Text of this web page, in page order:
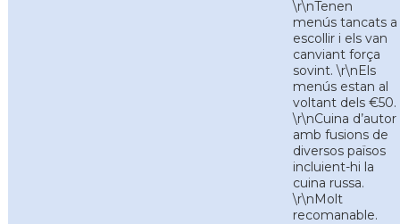
\r\nTenen
menús tancats a
escollir i els van
canviant força
sovint. \r\nEls
menús estan al
voltant dels €50.
\r\nCuina d’autor
amb fusions de
diversos països
incluient-hi la
cuina russa.
\r\nMolt
recomanable.